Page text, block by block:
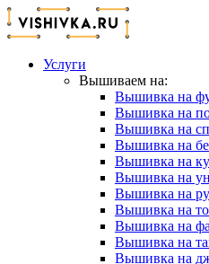
Услуги
Вышиваем на:
Вышивка на
Вышивка на
Вышивка на
Вышивка на
Вышивка на
Вышивка на
Вышивка на
Вышивка на
Вышивка на
Вышивка на
Вышивка на